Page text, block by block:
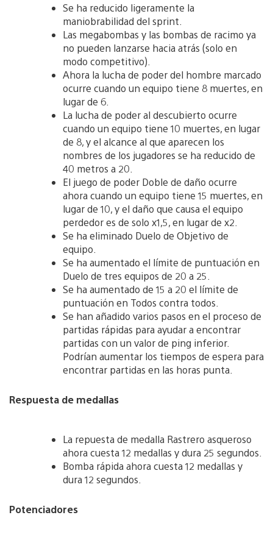
Se ha reducido ligeramente la
maniobrabilidad del sprint.
Las megabombas y las bombas de racimo ya
no pueden lanzarse hacia atrás (solo en
modo competitivo).
Ahora la lucha de poder del hombre marcado
ocurre cuando un equipo tiene 8 muertes, en
lugar de 6.
La lucha de poder al descubierto ocurre
cuando un equipo tiene 10 muertes, en lugar
de 8, y el alcance al que aparecen los
nombres de los jugadores se ha reducido de
40 metros a 20.
El juego de poder Doble de daño ocurre
ahora cuando un equipo tiene 15 muertes, en
lugar de 10, y el daño que causa el equipo
perdedor es de solo x1,5, en lugar de x2.
Se ha eliminado Duelo de Objetivo de
equipo.
Se ha aumentado el límite de puntuación en
Duelo de tres equipos de 20 a 25.
Se ha aumentado de 15 a 20 el límite de
puntuación en Todos contra todos.
Se han añadido varios pasos en el proceso de
partidas rápidas para ayudar a encontrar
partidas con un valor de ping inferior.
Podrían aumentar los tiempos de espera para
encontrar partidas en las horas punta.
Respuesta de medallas
La repuesta de medalla Rastrero asqueroso
ahora cuesta 12 medallas y dura 25 segundos.
Bomba rápida ahora cuesta 12 medallas y
dura 12 segundos.
Potenciadores